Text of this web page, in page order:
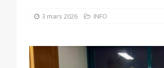
3 mars 2026 INFO